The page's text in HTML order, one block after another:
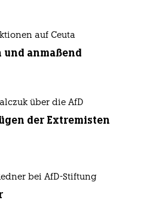
auf Ceuta
anmaßend
über die AfD
der Extremisten
bei AfD-Stiftung